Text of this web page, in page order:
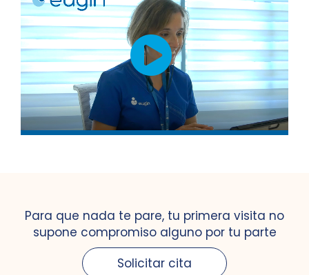
Para que nada te pare, tu primera visita no
supone compromiso alguno por tu parte
Solicitar cita